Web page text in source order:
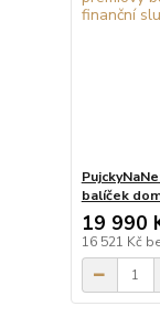
balíček
19 990
16 521 Kč